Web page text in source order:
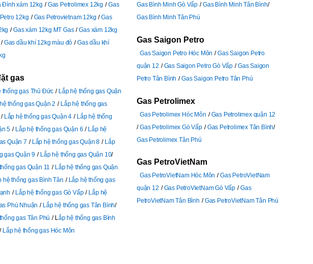
Đình xám 12kg
Gas Petrolimex 12kg
Gas
12kg
Gas Petrovietnam 12kg
Gas
Gas xám 12kg MT Gas
Gas xám 12kg
Gas dầu khí 12kg màu đỏ
Gas dầu khí
gas
thống gas Thủ Đức
Lắp hệ thống gas Quận
thống gas Quận 2
Lắp hệ thống gas
Lắp hệ thống gas Quận 4
Lắp hệ thống
5
Lắp hệ thống gas Quận 6
Lắp hệ
Quận 7
Lắp hệ thống gas Quận 8
Lắp
gas Quận 9
Lắp hệ thống gas Quận 10
gas Quận 11
Lắp hệ thống gas Quận
hệ thống gas Bình Tân
Lắp hệ thống gas
Lắp hệ thống gas Gò Vấp
Lắp hệ
Phú Nhuận
Lắp hệ thống gas Tân Bình
gas Tân Phú
Lắp hệ thống gas Bình
Lắp hệ thống gas Hóc Môn
Gas Bình Minh Gò Vấp
Gas Bình Minh Tân Bình
Gas Bình Minh Tân Phú
Gas Saigon Petro
Gas Saigon Petro Hóc Môn
Gas Saigon Petro
quận 12
Gas Saigon Petro Gò Vấp
Gas Saigon
Petro Tân Bình
Gas Saigon Petro Tân Phú
Gas Petrolimex
Gas Petrolimex Hóc Môn
Gas Petrolimex quận 12
Gas Petrolimex Gò Vấp
Gas Petrolimex Tân Bình
Gas Petrolimex Tân Phú
Gas PetroVietNam
Gas PetroVietNam Hóc Môn
Gas PetroVietNam
quận 12
Gas PetroVietNam Gò Vấp
Gas
PetroVietNam Tân Bình
Gas PetroVietNam Tân Phú